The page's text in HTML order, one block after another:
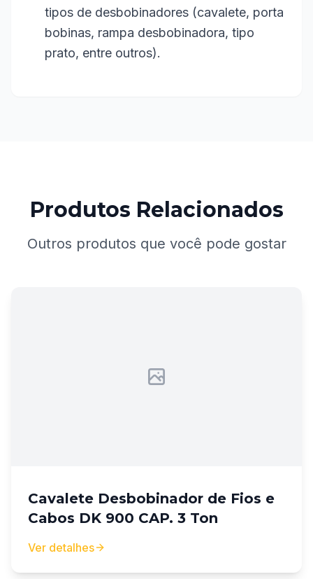
tipos de desbobinadores (cavalete, porta
bobinas, rampa desbobinadora, tipo
prato, entre outros).
Produtos Relacionados
Outros produtos que você pode gostar
Cavalete Desbobinador de Fios e
Cabos DK 900 CAP. 3 Ton
Ver detalhes